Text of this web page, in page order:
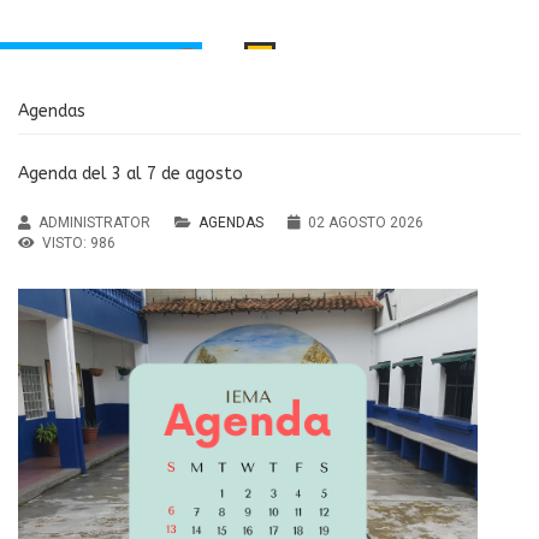
y Media
Agendas
Noticias
Educativos
Servicios
PTAFI3.0
de privacidad
Institución Educativa María
Auxiliadora Caldas
Antioquia
Agendas
Agenda del 3 al 7 de agosto
ADMINISTRATOR AGENDAS
02 AGOSTO 2026
VISTO: 986